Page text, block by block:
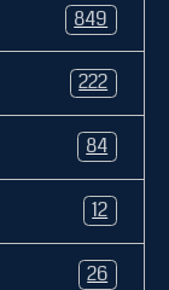
849
222
84
12
26